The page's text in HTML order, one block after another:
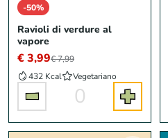
-50%
Ravioli di verdure al
vapore
€ 3,99€ 7,99
432 Kcal
Vegetariano
0